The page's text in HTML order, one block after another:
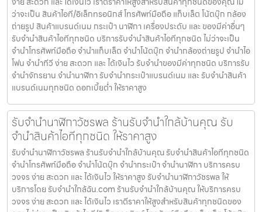
ว่าจะเป็น สินค้าไอที/อิเล็กทรอนิกส์ โทรศัพท์มือถือ แท็บเล็ต โน้ตบุ๊ก กล้อง
ถ่ายรูป สินค้าแบรนด์เนม กระเป๋า นาฬิกา เครื่องประดับ และ ของมีค่าอื่นๆ
รับจำนำสินค้าไอทีทุกชนิด บริการรับจำนำสินค้าไอทีทุกชนิด ไม่ว่าจะเป็น
จำนำโทรศัพท์มือถือ จำนำแท็บเล็ต จำนำโน้ตบุ๊ก จำนำกล้องถ่ายรูป จำนำไอ
โฟน จำนำทีวี ง่าย สะดวก และ ได้เงินไว รับจำนำของมีค่าทุกชนิด บริการรับ
จำนำจักรยาน จำนำนาฬิกา รับจำนำกระเป๋าแบรนด์เนม และ รับจำนำสินค้า
แบรนด์เนมทุกชนิด ดอกเบี้ยต่ำ ให้ราคาสูง
รับจำนำนาฬิกาวัชรพล ร้านรับจำนำใกล้บ้านคุณ รับ
จำนำสินค้าไอทีทุกชนิด ให้ราคาสูง
รับจำนำนาฬิกาวัชรพล ร้านรับจำนำใกล้บ้านคุณ รับจำนำสินค้าไอทีทุกชนิด
จำนำโทรศัพท์มือถือ จำนำโน้ตบุ๊ก จำนำกระเป๋า จำนำนาฬิกา บริการครบ
วงจร ง่าย สะดวก และ ได้เงินไว ให้ราคาสูง รับจำนำนาฬิกาวัชรพล ให้
บริการโดย รับจํานําใกล้ฉัน.com ร้านรับจำนำใกล้บ้านคุณ ให้บริการครบ
วงจร ง่าย สะดวก และ ได้เงินไว เราตีราคาให้สูงสำหรับสินค้าทุกชนิดของ